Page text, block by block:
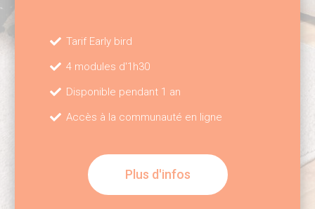
Tarif Early bird
4 modules d'1h30
Disponible pendant 1 an
Accès à la communauté en ligne
Plus d'infos